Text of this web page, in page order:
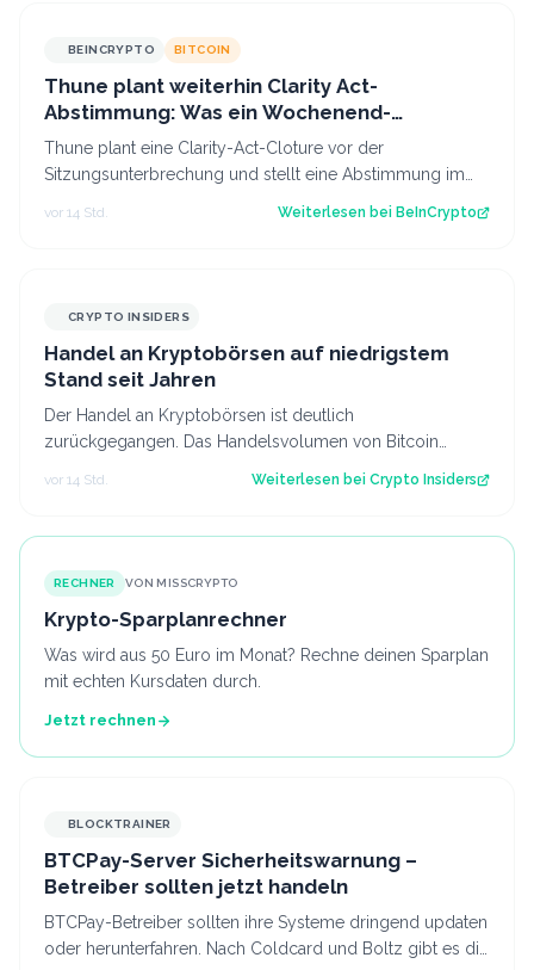
BEINCRYPTO BITCOIN
Thune plant weiterhin Clarity Act-
Abstimmung: Was ein Wochenend-
Überraschung für Bitcoin bedeuten könnte
Thune plant eine Clarity-Act-Cloture vor der
Sitzungsunterbrechung und stellt eine Abstimmung im
Senat im September in Aussicht, während die…
vor 14 Std. Weiterlesen bei BeInCrypto
CRYPTO INSIDERS
Handel an Kryptobörsen auf niedrigstem
Stand seit Jahren
Der Handel an Kryptobörsen ist deutlich
zurückgegangen. Das Handelsvolumen von Bitcoin
vor 14 Std. Weiterlesen bei Crypto Insiders
RECHNER VON MISSCRYPTO
Krypto-Sparplanrechner
Was wird aus 50 Euro im Monat? Rechne deinen Sparplan
mit echten Kursdaten durch.
Jetzt rechnen
BLOCKTRAINER
BTCPay-Server Sicherheitswarnung –
Betreiber sollten jetzt handeln
BTCPay-Betreiber sollten ihre Systeme dringend updaten
oder herunterfahren. Nach Coldcard und Boltz gibt es die